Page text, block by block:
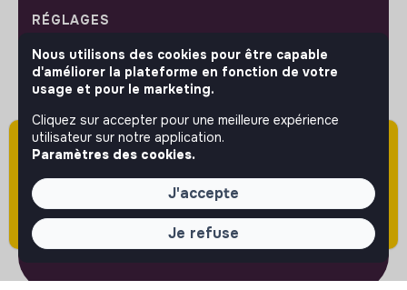
Attention cette annonce a été publiée il y a
plus de 60 jours (le 09/04/2026) et est sans
doute expirée ou non mise à jour.
RÉGLAGES
Langues ou régions
Plan du site
Paramètres des cookies
Nous utilisons des cookies pour être capable
d'améliorer la plateforme en fonction de votre
usage et pour le marketing.
Cliquez sur accepter pour une meilleure expérience
utilisateur sur notre application.
Paramètres des cookies.
J'accepte
Je refuse